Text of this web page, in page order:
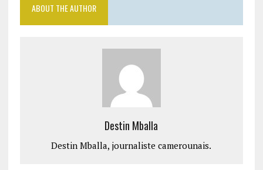
ABOUT THE AUTHOR
Destin Mballa
Destin Mballa, journaliste camerounais.